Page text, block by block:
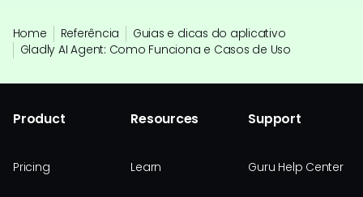
Home Referência
Guias e dicas do aplicativo
Gladly AI Agent: Como Funciona e Casos de Uso
Product
Pricing
Resources
Learn
Support
Guru Help Center